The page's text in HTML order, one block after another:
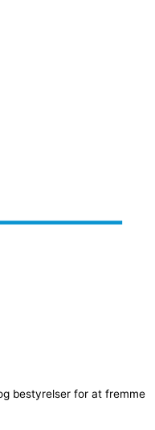
bestyrelser for at fremme